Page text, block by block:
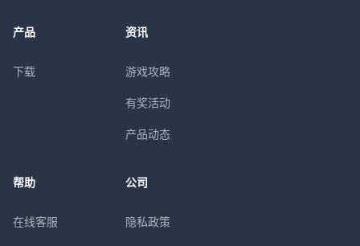
产品
下载
资讯
游戏攻略
有奖活动
产品动态
帮助
在线客服
公司
隐私政策